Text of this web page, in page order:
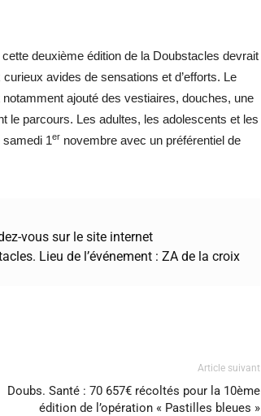
deuxième édition de la Doubstacles devrait
avides de sensations et d’efforts. Le
ajouté des vestiaires, douches, une
le parcours. Les adultes, les adolescents et les
1er novembre avec un préférentiel de
vous sur le site internet
Lieu de l’événement : ZA de la croix
Article suivant
Doubs. Santé : 70 657€ récoltés pour la 10ème
édition de l’opération « Pastilles bleues »